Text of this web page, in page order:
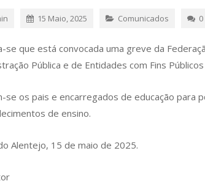
15 Maio, 2025 Comunicados 0
se que está convocada uma greve da
Pública e de Entidades com Fins
se os pais e encarregados de educação para
de ensino.
Alentejo, 15 de maio de 2025.